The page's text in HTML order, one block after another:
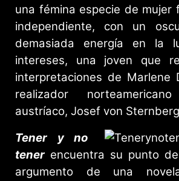
una fémina especie de mujer
independiente, con un
demasiada energía en la
intereses, una joven que
interpretaciones de Marlene
realizador
austríaco, Josef von
Tener y no
tener encuentra su punto
argumento de una